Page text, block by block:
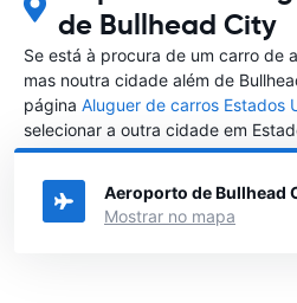
de Bullhead City
Se está à procura de um carro de
mas noutra cidade além de
página Aluguer de carros Estados
selecionar a outra cidade em
alugar um carro
Aeroporto de Bullhead
Mostrar no mapa